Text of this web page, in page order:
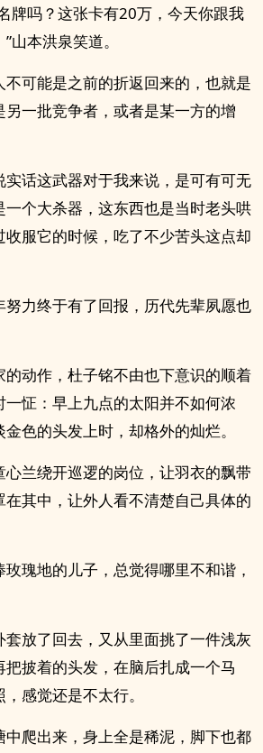
牌吗？这张卡有20万，今天你跟我
山本洪泉笑道。
不可能是之前的折返回来的，也就是
一批竞争者，或者是某一方的增
实话这武器对于我来说，是可有可无
一个大杀器，这东西也是当时老头哄
服它的时候，吃了不少苦头这点却
努力终于有了回报，历代先辈夙愿也
的动作，杜子铭不由也下意识的顺着
怔：早上九点的太阳并不如何浓
色的头发上时，却格外的灿烂。
心兰绕开巡逻的岗位，让羽衣的飘带
其中，让外人看不清楚自己具体的
瑰地的儿子，总觉得哪里不和谐，
套放了回去，又从里面挑了一件浅灰
披着的头发，在脑后扎成一个马
感觉还是不太行。
中爬出来，身上全是稀泥，脚下也都